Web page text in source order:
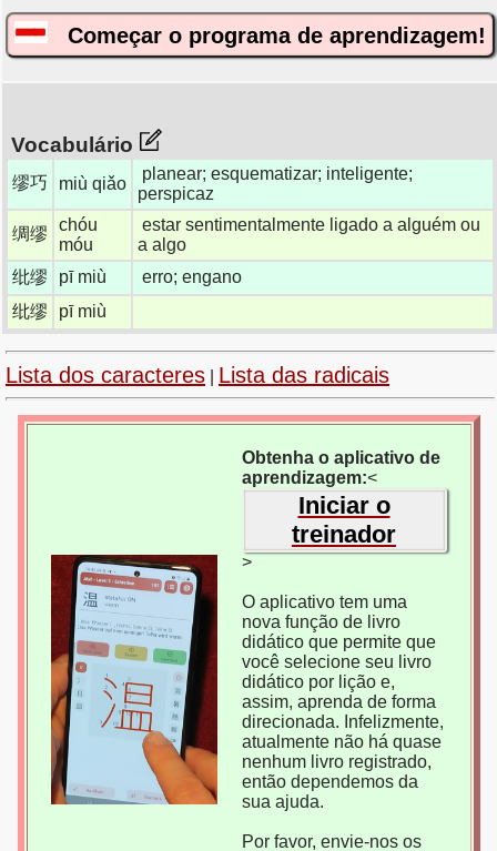
Começar o programa de aprendizagem!
Vocabulário
缪巧 miù qiǎo
planear; esquematizar; inteligente;
perspicaz
绸缪
chóu
móu
estar sentimentalmente ligado a alguém ou
a algo
纰缪
pī miù
erro; engano
纰缪
pī miù
Lista dos caracteres Lista das radicais
Obtenha o aplicativo de
aprendizagem:<
Iniciar o
treinador
>
O aplicativo tem uma
nova função de livro
didático que permite que
você selecione seu livro
didático por lição e,
assim, aprenda de forma
direcionada. Infelizmente,
atualmente não há quase
nenhum livro registrado,
então dependemos da
sua ajuda.
Por favor, envie-nos os